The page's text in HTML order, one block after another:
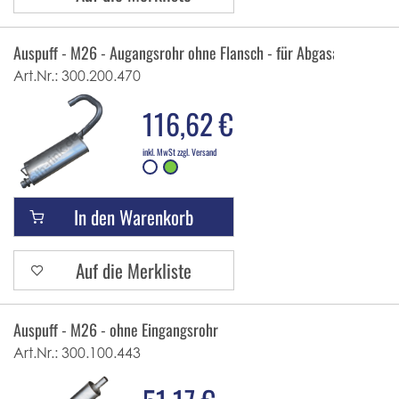
Auspuff - M26 - Augangsrohr ohne Flansch - für Abgasanlage
Art.Nr.: 300.200.470
116,62 €
inkl. MwSt zzgl. Versand
In den Warenkorb
Auf die Merkliste
Auspuff - M26 - ohne Eingangsrohr
Art.Nr.: 300.100.443